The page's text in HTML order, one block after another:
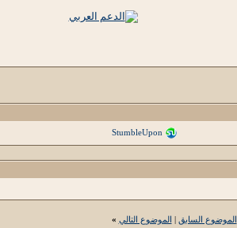
StumbleUpon
الموضوع السابق | الموضوع التالي »